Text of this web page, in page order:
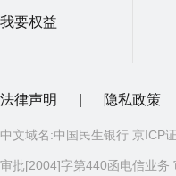
我要权益
法律声明 隐私政策
中文域名:中国民生银行 京ICP
审批[2004]字第440函电信业务